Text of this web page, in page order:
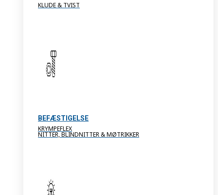
KLUDE & TVIST
BEFÆSTIGELSE
KRYMPEFLEX
NITTER, BLINDNITTER & MØTRIKKER